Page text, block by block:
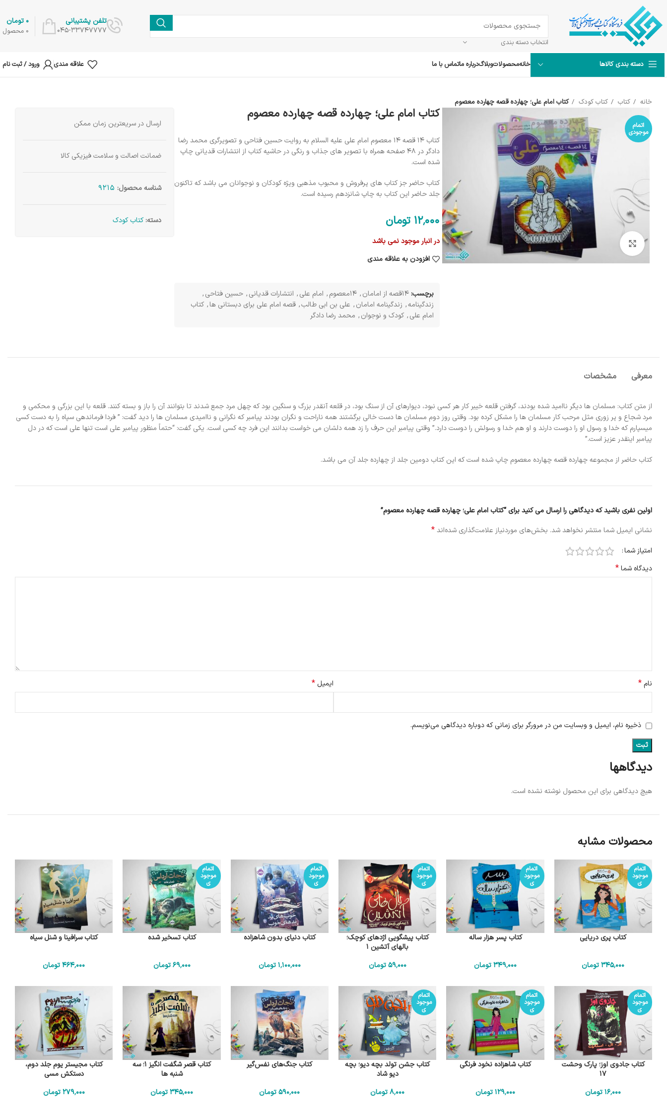
انتخاب دسته بندی
تلفن پشتیبانی
045-33747777
0 محصول
0 تومان
دسته بندی کالاها خانهمحصولاتوبلاگدرباره ماتماس با ما علاقه مندی ورود / ثبت نام
خانه کتاب کتاب کودک کتاب امام علی؛ چهارده قصه چهارده معصوم
اتمام
موجودی
بزرگنمایی تصویر
کتاب امام علی؛ چهارده قصه چهارده معصوم
کتاب ۱۴ قصه ۱۴ معصوم امام علی علیه السلام به روایت حسین فتاحی و تصویرگری محمد رضا
دادگر در ۴۸ صفحه همراه با تصویر های جذاب و رنگی در حاشیه کتاب از انتشارات قدیانی چاپ
شده است.
کتاب حاضر جز کتاب های پرفروش و محبوب مذهبی ویژه کودکان و نوجوانان می باشد که تاکنون
جلد حاضر این کتاب به چاپ شانزدهم رسیده است.
12٬000 تومان
در انبار موجود نمی باشد
افزودن به علاقه مندی
برچسب:14قصه از امامان , 14معصوم , امام علی, انتشارات قدیانی, حسین فتاحی,
زندگینامه, زندگینامه امامان, علی بن ابی طالب, قصه امام علی برای دبستانی ها, کتاب
امام علی, کودک و نوجوان, محمد رضا دادگر
ارسال در سریعترین زمان ممکن
ضمانت اصالت و سلامت فیزیکی کالا
شناسه محصول: 9215
دسته: کتاب کودک
معرفی مشخصات
از متن کتاب: مسلمان ها دیگر ناامید شده بودند، گرفتن قلعه خیبر کار هر کسی نبود، دیوارهای آن از سنگ بود، در قلعه آنقدر بزرگ و سنگین بود که چهل مرد جمع شدند تا بتوانند آن را باز و بسته کنند. قلعه با این بزرگی و محکمی و
مرد شجاع و پر زوری مثل مرحب کار مسلمان ها را مشکل کرده بود. وقتی روز دوم مسلمان ها دست خالی برگشتند همه ناراحت و نگران بودند پیامبر که نگرانی و ناامیدی مسلمان ها را دید گفت: ” فردا فرماندهی سپاه را به دست کسی
میسپارم که خدا و رسول او را دوست دارند و او هم خدا و رسولش را دوست دارد.” وقتی پیامبر این حرف را زد همه دلشان می خواست بدانند این فرد چه کسی است. یکی گفت: “حتماً منظور پیامبر علی است تنها علی است که در دل
پیامبر اینقدر عزیز است.”
کتاب حاضر از مجموعه چهارده قصه چهارده معصوم چاپ شده است که این کتاب دومین جلد از چهارده جلد آن می باشد.
دیدگاهها
هیچ دیدگاهی برای این محصول نوشته نشده است.
اولین نفری باشید که دیدگاهی را ارسال می کنید برای “کتاب امام علی؛ چهارده قصه چهارده معصوم”
نشانی ایمیل شما منتشر نخواهد شد. بخش‌های موردنیاز علامت‌گذاری شده‌اند*
امتیاز شما
دیدگاه شما*
نام* ایمیل*
ذخیره نام، ایمیل و وبسایت من در مرورگر برای زمانی که دوباره دیدگاهی می‌نویسم.
محصولات مشابه
اتمام
موجود
ی
کتاب پری دریایی
345٬000 تومان
اتمام
موجود
ی
کتاب پسر هزار ساله
349٬000تومان
اتمام
موجود
ی
کتاب پیشگویی اژدهای کوچک؛
بالهای آتشین 1
59٬000 تومان
اتمام
موجود
ی
کتاب دنیای بدون شاهزاده
1٬100٬000تومان
اتمام
موجود
ی
کتاب تسخیر شده
69٬000 تومان
کتاب سرافینا و شنل سیاه
464٬000 تومان
اتمام
موجود
ی
کتاب جادوی اوز؛ پارک وحشت
17
16٬000 تومان
اتمام
موجود
ی
کتاب شاهزاده نخود فرنگی
129٬000تومان
اتمام
موجود
ی
کتاب جشن تولد بچه دیو؛ بچه
دیو شاد
8٬000تومان
کتاب جنگ‌های نفس‌گیر
590٬000 تومان
کتاب قصر شگفت انگیز 1؛ سه
شنبه ها
345٬000تومان
کتاب مجیستر یوم جلد دوم،
دستکش مسی
279٬000 تومان